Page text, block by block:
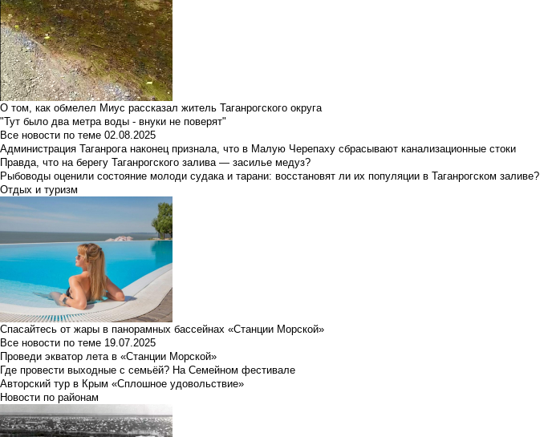
О том, как обмелел Миус рассказал житель Таганрогского округа
"Тут было два метра воды - внуки не поверят"
Все новости по теме 02.08.2025
Администрация Таганрога наконец признала, что в Малую Черепаху сбрасывают канализационные стоки
Правда, что на берегу Таганрогского залива — засилье медуз?
Рыбоводы оценили состояние молоди судака и тарани: восстановят ли их популяции в Таганрогском заливе?
Отдых и туризм
Спасайтесь от жары в панорамных бассейнах «Станции Морской»
Все новости по теме 19.07.2025
Проведи экватор лета в «Станции Морской»
Где провести выходные с семьёй? На Семейном фестивале
Авторский тур в Крым «Сплошное удовольствие»
Новости по районам